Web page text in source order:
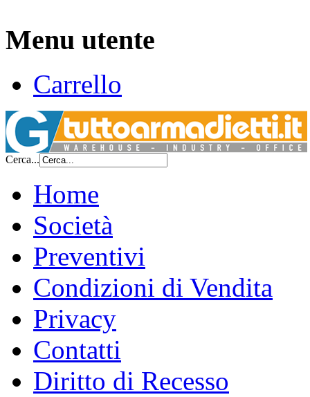
Menu utente
Carrello
Cerca...
Home
Società
Preventivi
Condizioni di Vendita
Privacy
Contatti
Diritto di Recesso